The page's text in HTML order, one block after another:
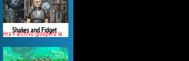
Shakes and Fidget
Hra v archivu (podpora skončila)